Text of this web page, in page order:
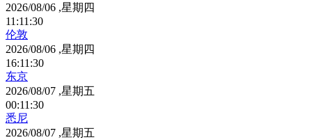
2026/08/06 ,星期四
11 :11 :30
伦敦
2026/08/06 ,星期四
16:11 :30
东京
2026/08/07 ,星期五
00:11 :30
悉尼
2026/08/07 ,星期五